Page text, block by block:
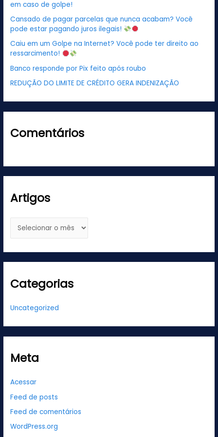
a
r
p
o
:
em caso de golpe!
Cansado de pagar parcelas que nunca acabam? Você
pode estar pagando juros ilegais!
Caiu em um Golpe na Internet? Você pode ter direito ao
ressarcimento!
Banco responde por Pix feito após roubo
REDUÇÃO DO LIMITE DE CRÉDITO GERA INDENIZAÇÃO
Comentários
Artigos
Categorias
Uncategorized
Meta
Acessar
Feed de posts
Feed de comentários
WordPress.org